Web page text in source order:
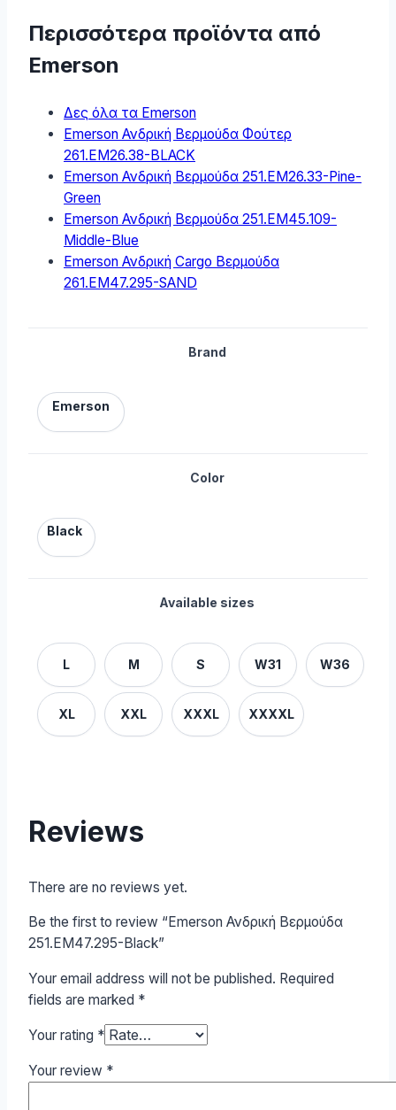
Περισσότερα προϊόντα από
Emerson
Δες όλα τα Emerson
Emerson Ανδρική Βερμούδα Φούτερ
261.EM26.38-BLACK
Emerson Ανδρική Βερμούδα 251.EM26.33-Pine-
Green
Emerson Ανδρική Βερμούδα 251.EM45.109-
Middle-Blue
Emerson Ανδρική Cargo Βερμούδα
261.EM47.295-SAND
Brand
Emerson
Color
Black
Available sizes
L M S W31 W36
XL XXL XXXL XXXXL
Reviews
There are no reviews yet.
Be the first to review “Emerson Ανδρική Βερμούδα
251.EM47.295-Black”
Your email address will not be published. Required
fields are marked *
Your rating *
Your review *